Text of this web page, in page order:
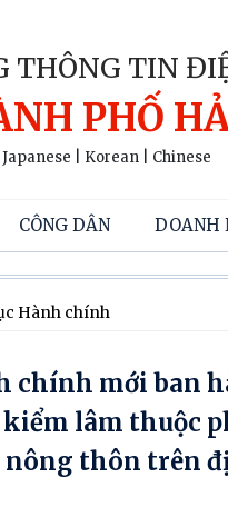
THÔNG TIN
PHỐ
Japanese Korean Chinese
CÔNG DÂN DOANH
Hành chính
chính mới ban
lâm thuộc
thôn trên